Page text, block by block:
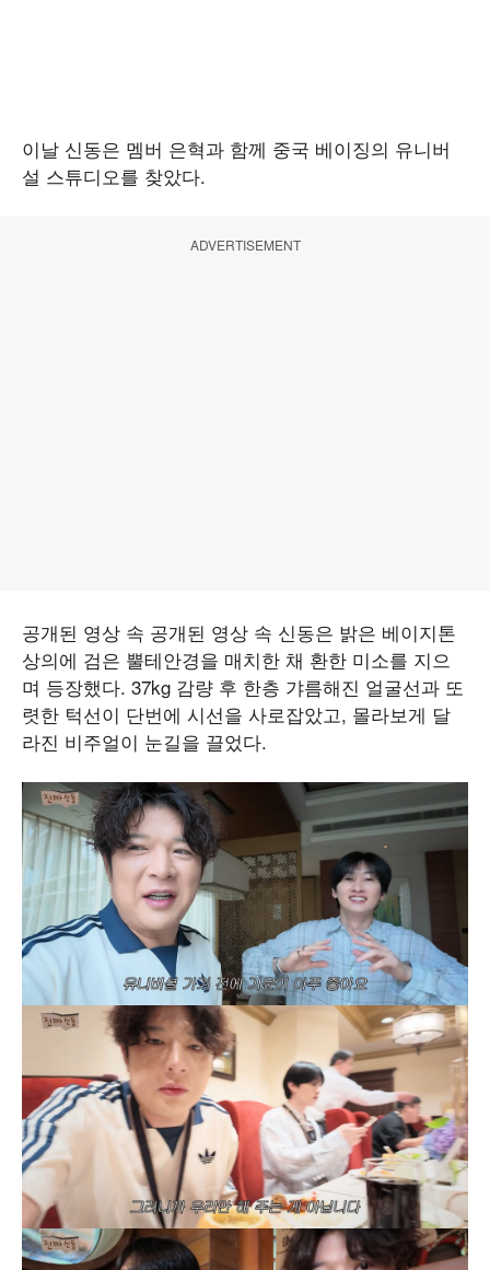
이날 신동은 멤버 은혁과 함께 중국 베이징의 유니버
설 스튜디오를 찾았다.
ADVERTISEMENT
공개된 영상 속 공개된 영상 속 신동은 밝은 베이지톤
상의에 검은 뿔테안경을 매치한 채 환한 미소를 지으
며 등장했다. 37kg 감량 후 한층 갸름해진 얼굴선과 또
렷한 턱선이 단번에 시선을 사로잡았고, 몰라보게 달
라진 비주얼이 눈길을 끌었다.